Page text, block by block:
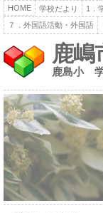
HOME 学校だより 1．
７．外国語活動・外国語
鹿嶋
鹿島小